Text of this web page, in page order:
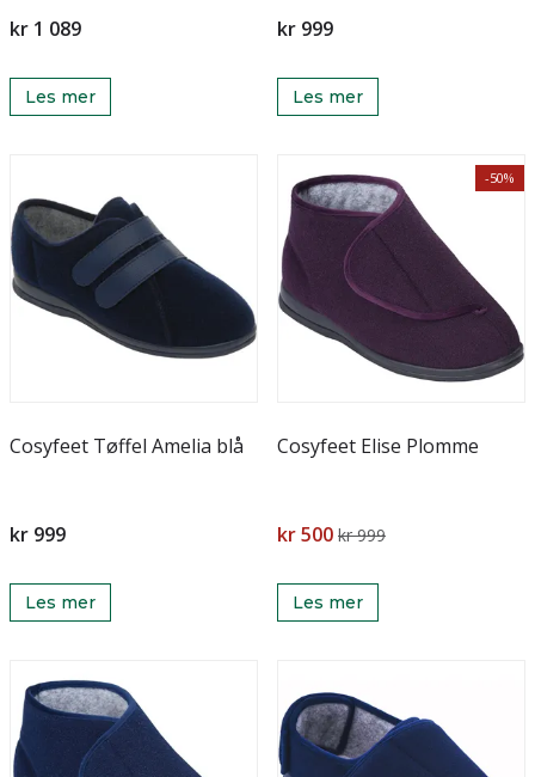
kr 1 089
Les mer
kr 999
Les mer
Cosyfeet Tøffel Amelia blå
kr 999
Les mer
-50%
Cosyfeet Elise Plomme
kr 500 kr 999
Les mer